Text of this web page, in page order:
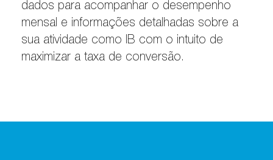
dados para acompanhar o desempenho
mensal e informações detalhadas sobre a
sua atividade como IB com o intuito de
maximizar a taxa de conversão.